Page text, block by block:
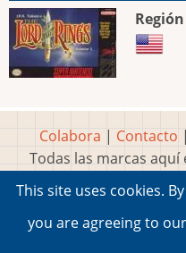
Región
Colabora | Contacto |
Todas las marcas
respectivos
Idea, página,
2001-2026
This site uses cookies.
you are agreeing to